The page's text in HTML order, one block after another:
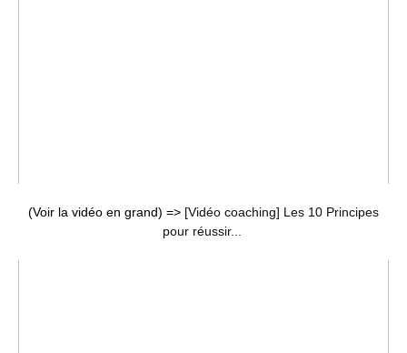
(Voir la vidéo en grand) => [Vidéo coaching] Les 10 Principes
pour réussir...